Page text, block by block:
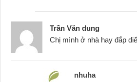
Trần Văn dung
Chị mình ở nhà hay đắp
nhuha